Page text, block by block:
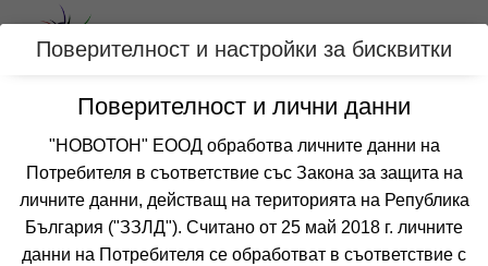
Вход
Категории
Оферти със спа център за ХАЛКИДИКИ-
КАСАНДРА, ГЪРЦИЯ
Поверителност и настройки за бисквитки
Поверителност и лични данни
"НОВОТОН" ЕООД обработва личните данни на
Потребителя в съответствие със Закона за защита на
личните данни, действащ на територията на Република
България ("ЗЗЛД"). Считано от 25 май 2018 г. личните
данни на Потребителя се обработват в съответствие с